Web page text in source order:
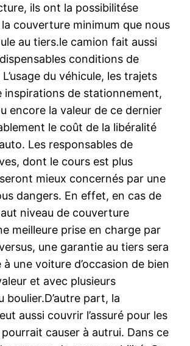
ils ont la possibilitése
couverture minimum que nous
au tiers.le camion fait aussi
conditions de
du véhicule, les trajets
inspirations de stationnement,
encore la valeur de ce dernier
le coût de la libéralité
Les responsables de
dont le cours est plus
mieux concernés par une
dangers. En effet, en cas de
niveau de couverture
meilleure prise en charge par
versus, une garantie au tiers sera
une voiture d’occasion de bien
et avec plusieurs
boulier.D’autre part, la
aussi couvrir l’assuré pour les
pourrait causer à autrui. Dans ce